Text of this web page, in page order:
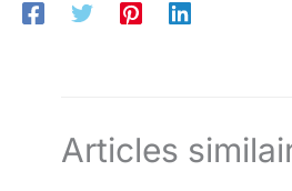
Articles